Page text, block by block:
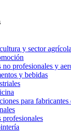
y sector agrícola
no profesionales y
y bebidas
para fabricantes
profesionales